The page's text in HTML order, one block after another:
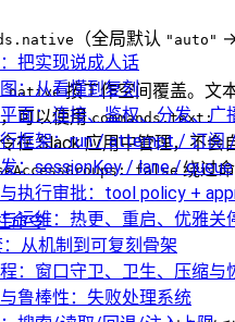
把实现说成人话
：从看懂到复刻
面：连接、鉴权、分发、广
框架：run / attempt / 订阅
：sessionKey / lane / queue
执行审批：tool policy +
运维：热更、重启、优雅关
从机制到可复刻骨架
：窗口守卫、卫生、压缩与
鲁棒性：失败处理系统
（全局默认 "auto"
按工作空间覆盖。文
可以使用commands.text:
在 Slack 应用中管理，不会
false绕过命
命令